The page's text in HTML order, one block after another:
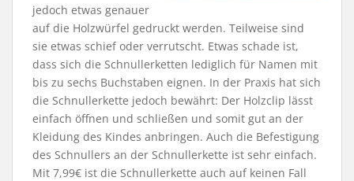
jedoch etwas genauer
auf die Holzwürfel gedruckt werden. Teilweise sind
sie etwas schief oder verrutscht. Etwas schade ist,
dass sich die Schnullerketten lediglich für Namen mit
bis zu sechs Buchstaben eignen. In der Praxis hat sich
die Schnullerkette jedoch bewährt: Der Holzclip lässt
einfach öffnen und schließen und somit gut an der
Kleidung des Kindes anbringen. Auch die Befestigung
des Schnullers an der Schnullerkette ist sehr einfach.
Mit 7,99€ ist die Schnullerkette auch auf keinen Fall